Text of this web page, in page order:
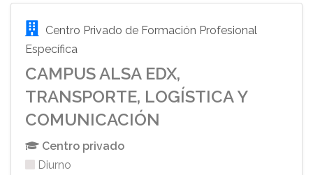
Centro Privado de Formación Profesional
Específica
CAMPUS ALSA EDX,
TRANSPORTE, LOGÍSTICA Y
COMUNICACIÓN
Centro privado
Diurno